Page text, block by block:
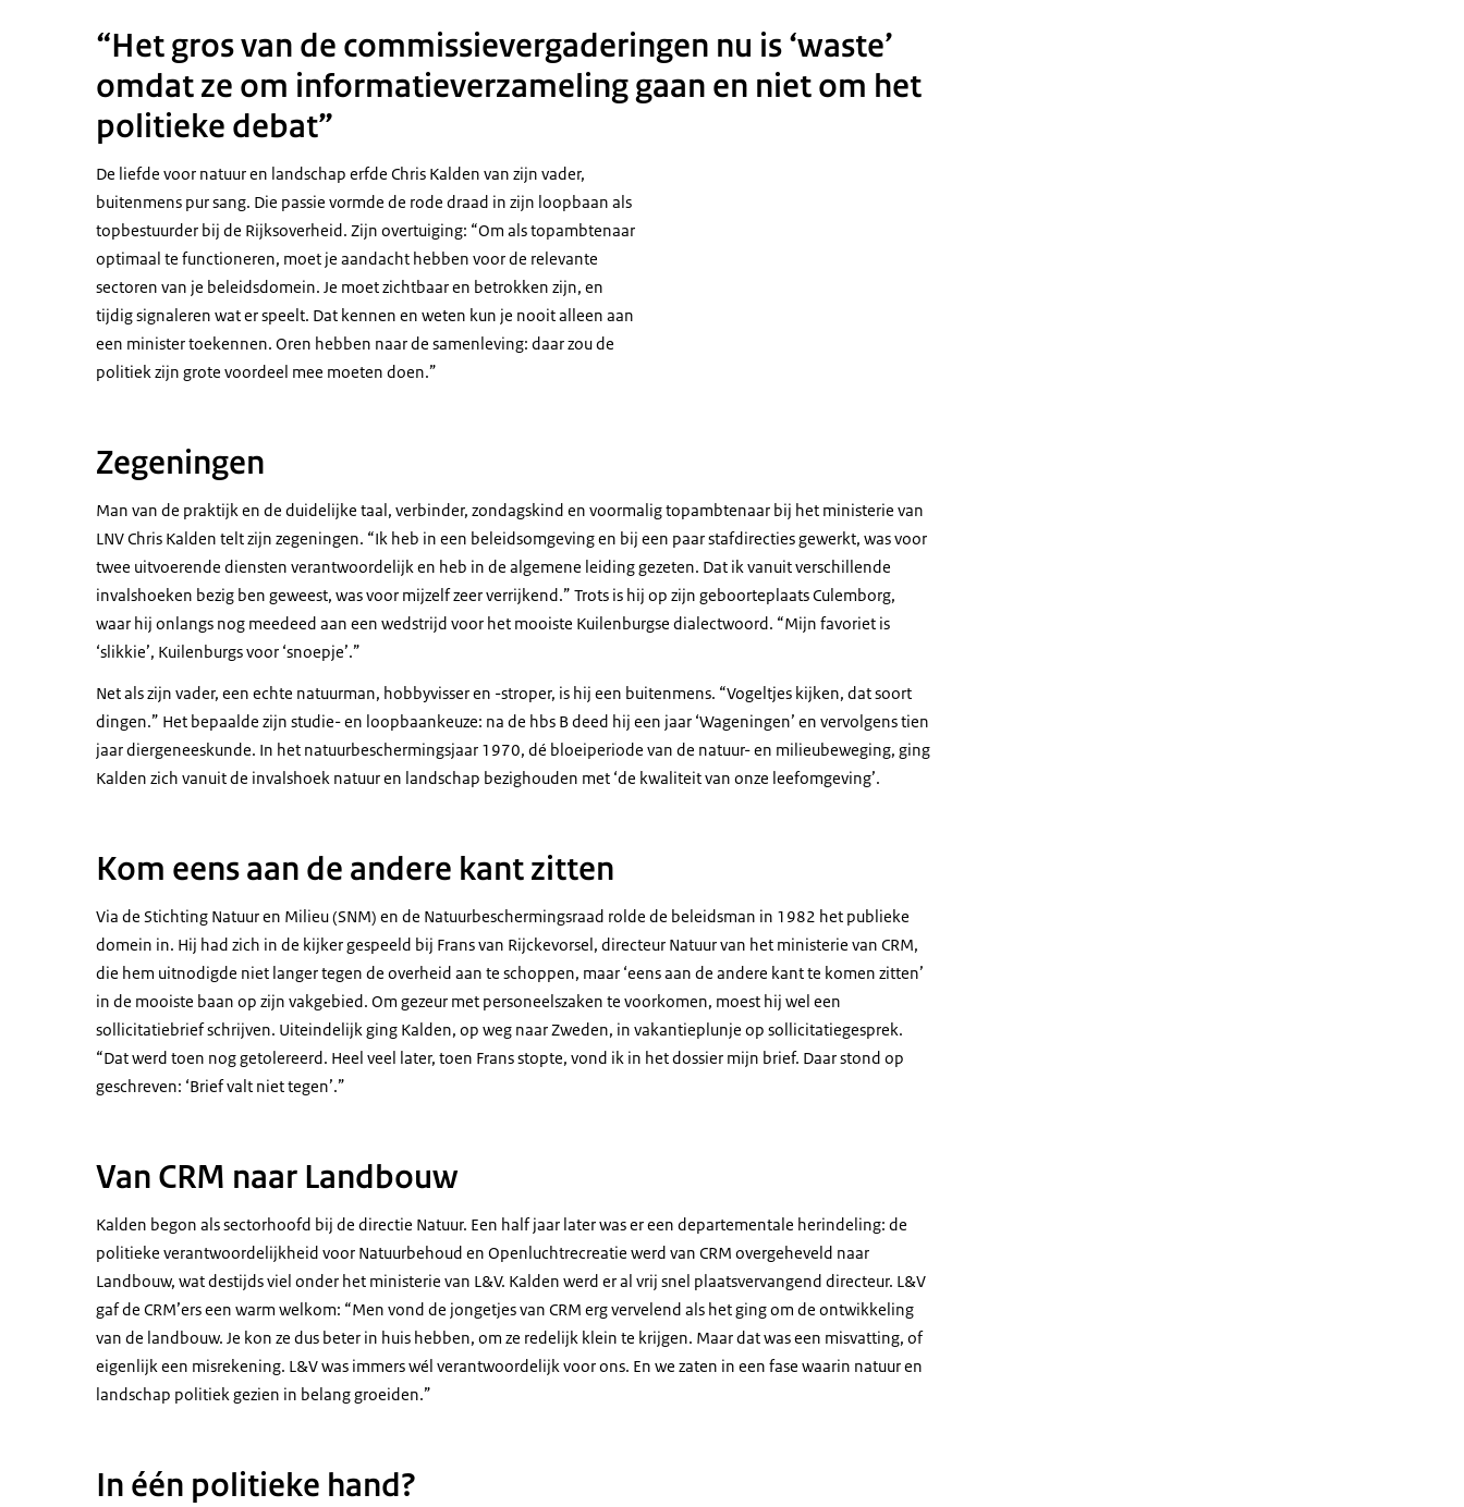
“Het gros van de commissievergaderingen nu is ‘waste’
omdat ze om informatieverzameling gaan en niet om het
politieke debat”
De liefde voor natuur en landschap erfde Chris Kalden van zijn vader,
buitenmens pur sang. Die passie vormde de rode draad in zijn loopbaan als
topbestuurder bij de Rijksoverheid. Zijn overtuiging: “Om als topambtenaar
optimaal te functioneren, moet je aandacht hebben voor de relevante
sectoren van je beleidsdomein. Je moet zichtbaar en betrokken zijn, en
tijdig signaleren wat er speelt. Dat kennen en weten kun je nooit alleen aan
een minister toekennen. Oren hebben naar de samenleving: daar zou de
politiek zijn grote voordeel mee moeten doen.”
Zegeningen
Man van de praktijk en de duidelijke taal, verbinder, zondagskind en voormalig topambtenaar bij het ministerie van
LNV Chris Kalden telt zijn zegeningen. “Ik heb in een beleidsomgeving en bij een paar stafdirecties gewerkt, was voor
twee uitvoerende diensten verantwoordelijk en heb in de algemene leiding gezeten. Dat ik vanuit verschillende
invalshoeken bezig ben geweest, was voor mijzelf zeer verrijkend.” Trots is hij op zijn geboorteplaats Culemborg,
waar hij onlangs nog meedeed aan een wedstrijd voor het mooiste Kuilenburgse dialectwoord. “Mijn favoriet is
‘slikkie’, Kuilenburgs voor ‘snoepje’.”
Net als zijn vader, een echte natuurman, hobbyvisser en -stroper, is hij een buitenmens. “Vogeltjes kijken, dat soort
dingen.” Het bepaalde zijn studie- en loopbaankeuze: na de hbs B deed hij een jaar ‘Wageningen’ en vervolgens tien
jaar diergeneeskunde. In het natuurbeschermingsjaar 1970, dé bloeiperiode van de natuur- en milieubeweging, ging
Kalden zich vanuit de invalshoek natuur en landschap bezighouden met ‘de kwaliteit van onze leefomgeving’.
Kom eens aan de andere kant zitten
Via de Stichting Natuur en Milieu (SNM) en de Natuurbeschermingsraad rolde de beleidsman in 1982 het publieke
domein in. Hij had zich in de kijker gespeeld bij Frans van Rijckevorsel, directeur Natuur van het ministerie van CRM,
die hem uitnodigde niet langer tegen de overheid aan te schoppen, maar ‘eens aan de andere kant te komen zitten’
in de mooiste baan op zijn vakgebied. Om gezeur met personeelszaken te voorkomen, moest hij wel een
sollicitatiebrief schrijven. Uiteindelijk ging Kalden, op weg naar Zweden, in vakantieplunje op sollicitatiegesprek.
“Dat werd toen nog getolereerd. Heel veel later, toen Frans stopte, vond ik in het dossier mijn brief. Daar stond op
geschreven: ‘Brief valt niet tegen’.”
Van CRM naar Landbouw
Kalden begon als sectorhoofd bij de directie Natuur. Een half jaar later was er een departementale herindeling: de
politieke verantwoordelijkheid voor Natuurbehoud en Openluchtrecreatie werd van CRM overgeheveld naar
Landbouw, wat destijds viel onder het ministerie van L&V. Kalden werd er al vrij snel plaatsvervangend directeur. L&V
gaf de CRM’ers een warm welkom: “Men vond de jongetjes van CRM erg vervelend als het ging om de ontwikkeling
van de landbouw. Je kon ze dus beter in huis hebben, om ze redelijk klein te krijgen. Maar dat was een misvatting, of
eigenlijk een misrekening. L&V was immers wél verantwoordelijk voor ons. En we zaten in een fase waarin natuur en
landschap politiek gezien in belang groeiden.”
In één politieke hand?